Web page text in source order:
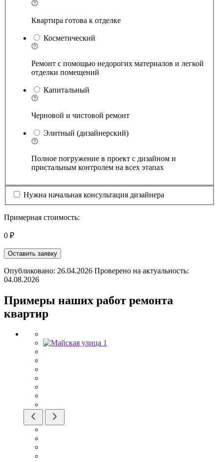
Квартира готова к отделке
Косметический
Ремонт с помощью недорогих материалов и легкой
отделки помещений
Капитальный
Черновой и чистовой ремонт
Элитный (дизайнерский)
Полное погружение в проект с дизайном и
пристальным контролем на всех этапах
Нужна начальная консультация дизайнера
Примерная стоимость:
0 ₽
Оставить заявку
Опубликовано: 26.04.2026 Проверено на актуальность:
04.08.2026
Примеры наших работ ремонта
квартир